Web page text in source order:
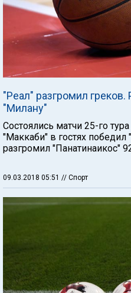
"Реал" разгромил
"Милану"
Состоялись матчи 25-го
"Маккаби" в гостях
разгромил "Панатинаикос"
09.03.2018 05:51 // Спорт